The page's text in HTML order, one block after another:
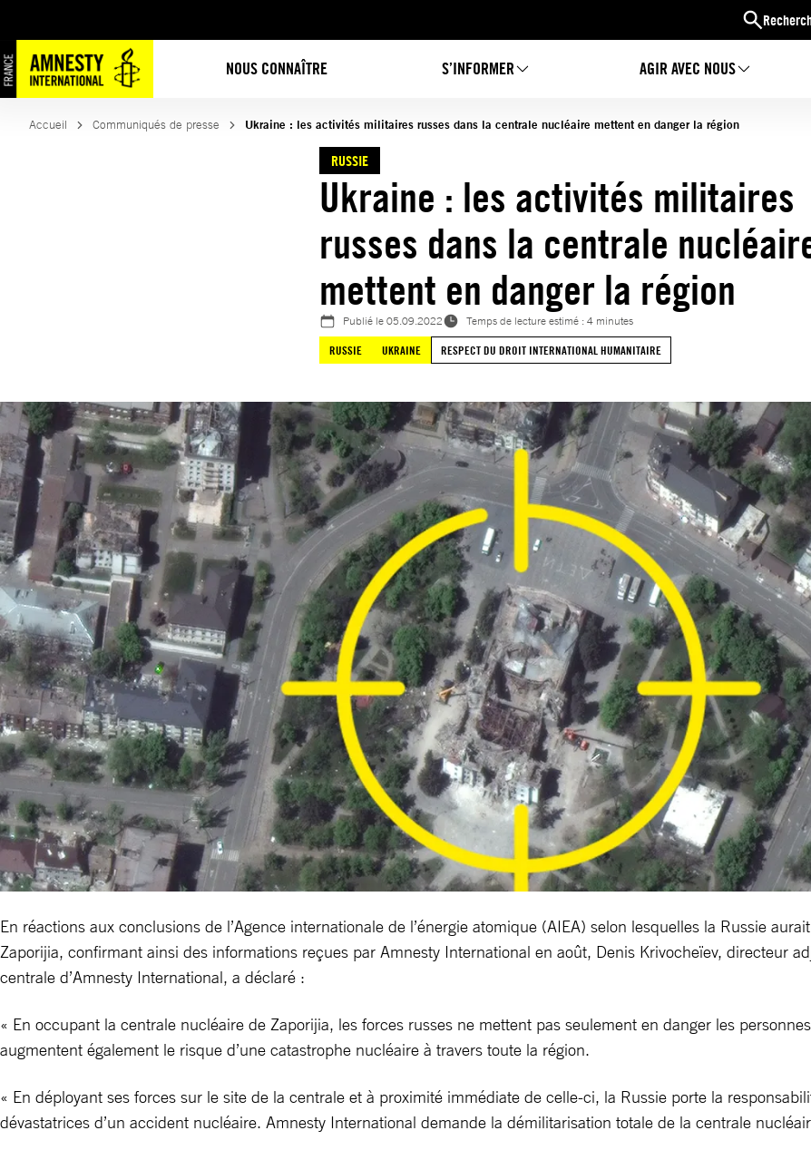
NOUS CONNAÎTRE S’INFORMER AGIR AVEC NOUS
au
contenu
Accueil Communiqués de presse Ukraine : les activités militaires russes dans la centrale nucléaire mettent en danger la région
RUSSIE
Ukraine : les activités militaires
russes dans la centrale
mettent en danger la région
Publié le05.09.2022
Temps de lecture estimé : 4 minutes
RUSSIE
UKRAINE RESPECT DU DROIT INTERNATIONAL HUMANITAIRE
En réactions aux conclusions de l’Agence internationale de l’énergie atomique (AIEA) selon lesquelles la Russie
Zaporijia, confirmant ainsi des informations reçues par Amnesty International en août, Denis Krivocheïev, directeur
centrale d’Amnesty International, a déclaré :
« En occupant la centrale nucléaire de Zaporijia, les forces russes ne mettent pas seulement en danger les
augmentent également le risque d’une catastrophe nucléaire à travers toute la région.
« En déployant ses forces sur le site de la centrale et à proximité immédiate de celle-ci, la Russie porte la
dévastatrices d’un accident nucléaire. Amnesty International demande la démilitarisation totale de la centrale